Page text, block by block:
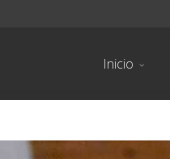
Inicio